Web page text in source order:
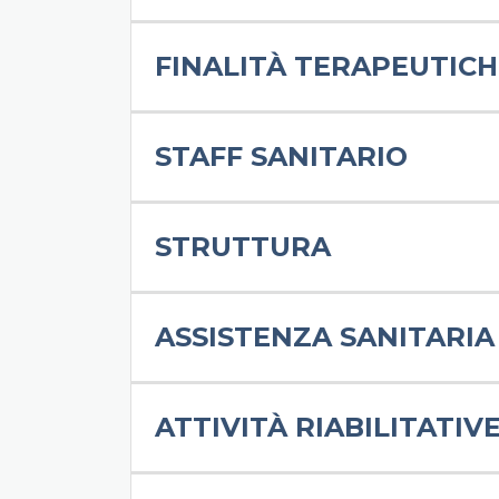
FINALITÀ
STAFF SANITARIO
STRUTTURA
ASSISTENZA SANITARIA
ATTIVITÀ